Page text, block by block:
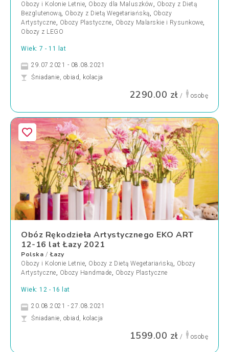
Obozy i Kolonie Letnie, Obozy dla Maluszków, Obozy z Dietą
Bezglutenową, Obozy z Dietą Wegetariańską, Obozy
Artystyczne, Obozy Plastyczne, Obozy Malarskie i Rysunkowe,
Obozy z LEGO
Wiek: 7 - 11 lat
29.07.2021 - 08.08.2021
Śniadanie, obiad, kolacja
2290.00 zł / osobę
Obóz Rękodzieła Artystycznego EKO ART
12-16 lat Łazy 2021
Polska /Łazy
Obozy i Kolonie Letnie, Obozy z Dietą Wegetariańską, Obozy
Artystyczne, Obozy Handmade, Obozy Plastyczne
Wiek: 12 - 16 lat
20.08.2021 - 27.08.2021
Śniadanie, obiad, kolacja
1599.00 zł / osobę